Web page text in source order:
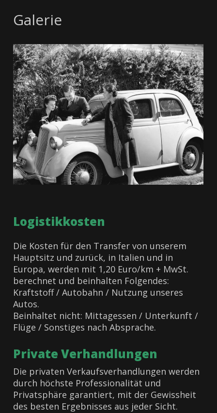
Galerie
Logistikkosten
Die Kosten für den Transfer von unserem
Hauptsitz und zurück, in Italien und in
Europa, werden mit 1,20 Euro/km + MwSt.
berechnet und beinhalten Folgendes:
Kraftstoff / Autobahn / Nutzung unseres
Autos.
Beinhaltet nicht: Mittagessen / Unterkunft /
Flüge / Sonstiges nach Absprache.
Private Verhandlungen
Die privaten Verkaufsverhandlungen werden
durch höchste Professionalität und
Privatsphäre garantiert, mit der Gewissheit
des besten Ergebnisses aus jeder Sicht.